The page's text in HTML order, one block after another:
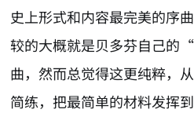
史上形式和内容最完美的序
较的大概就是贝多芬自己的
曲，然而总觉得这更纯粹，
简练，把最简单的材料发挥到